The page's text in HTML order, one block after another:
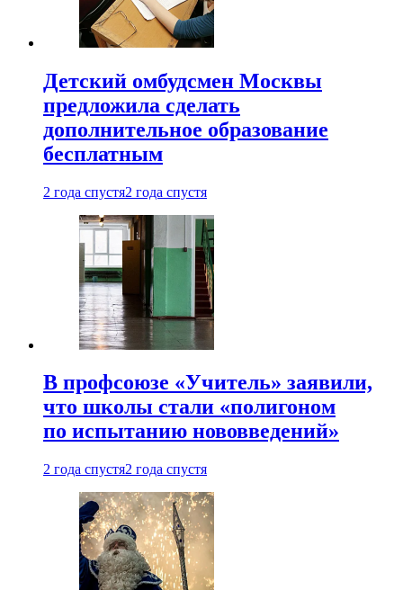
Детский омбудсмен Москвы
предложила сделать
дополнительное образование
бесплатным
2 года спустя2 года спустя
В профсоюзе «Учитель» заявили,
что школы стали «полигоном
по испытанию нововведений»
2 года спустя2 года спустя